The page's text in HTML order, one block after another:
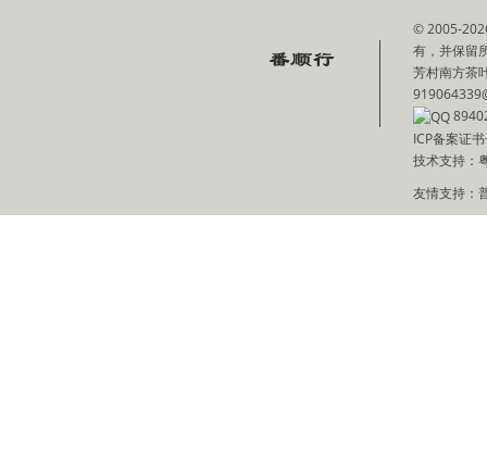
© 2005-
有，并保留
芳村南方茶
ICP备案证
技术支持：
友情支持：